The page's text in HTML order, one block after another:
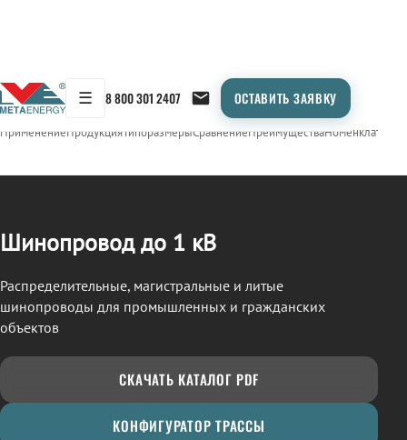
☰ 8 800 301 2407 ОСТАВИТЬ ЗАЯВКУ
← Продукция/ШИНОПРОВОД
ПрименениеПродукцияТипоразмерыСравнениеПреимуществаНоменклатура
Шинопровод до 1 кВ
Распределительные, магистральные и литые
шинопроводы для промышленных и гражданских
объектов
СКАЧАТЬ КАТАЛОГ PDF
КОНФИГУРАТОР ТРАССЫ